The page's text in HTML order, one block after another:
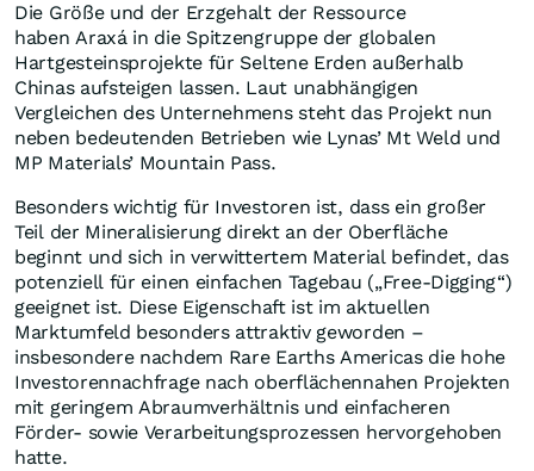
Die Größe und der Erzgehalt der Ressource
haben Araxá in die Spitzengruppe der globalen
Hartgesteinsprojekte für Seltene Erden außerhalb
Chinas aufsteigen lassen. Laut unabhängigen
Vergleichen des Unternehmens steht das Projekt nun
neben bedeutenden Betrieben wie Lynas’ Mt Weld und
MP Materials’ Mountain Pass.
Besonders wichtig für Investoren ist, dass ein großer
Teil der Mineralisierung direkt an der Oberfläche
beginnt und sich in verwittertem Material befindet, das
potenziell für einen einfachen Tagebau („Free-Digging“)
geeignet ist. Diese Eigenschaft ist im aktuellen
Marktumfeld besonders attraktiv geworden –
insbesondere nachdem Rare Earths Americas die hohe
Investorennachfrage nach oberflächennahen Projekten
mit geringem Abraumverhältnis und einfacheren
Förder- sowie Verarbeitungsprozessen hervorgehoben
hatte.